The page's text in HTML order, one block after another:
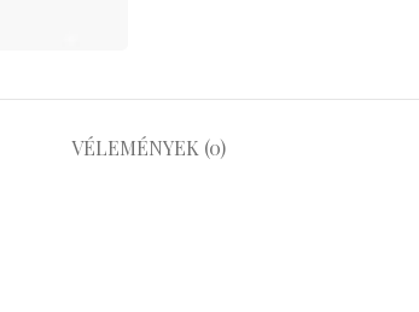
VÉLEMÉNYEK (0)